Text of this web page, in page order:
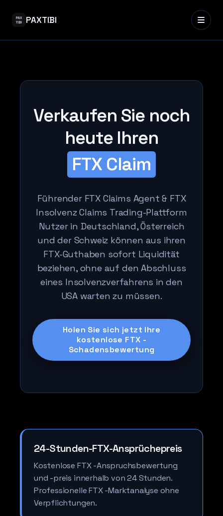
PAXTIBI
Verkaufen Sie noch
heute Ihren
FTX Claim
Führender FTX Claims Agent & FTX
Insolvenz Claims Trading-Plattform
Nutzer in Deutschland, Österreich
und der Schweiz können aus ihren
FTX-Guthaben sofort Liquidität
beziehen, ohne auf den Abschluss
eines Insolvenzverfahrens in den
USA warten zu müssen.
Holen Sie sich jetzt Ihre
kostenlose FTX -
Schadensbewertung
24-Stunden-FTX-Ansprüchepreis
Kostenlose FTX -Anspruchsbewertung
und -preis innerhalb von 24 Stunden.
Professionelle FTX -Marktanalyse ohne
Verpflichtungen.